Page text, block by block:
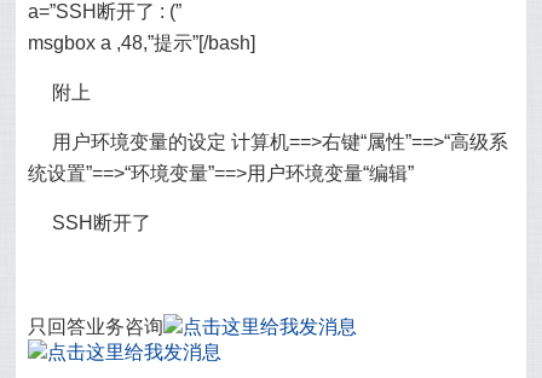
a=”SSH断开了 : (”
msgbox a ,48,”提示”[/bash]
附上
用户环境变量的设定 计算机==>右键“属性”==>“高级系
统设置”==>“环境变量”==>用户环境变量“编辑”
SSH断开了
只回答业务咨询